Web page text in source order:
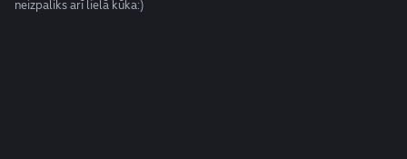
neizpaliks arī lielā kūka:)